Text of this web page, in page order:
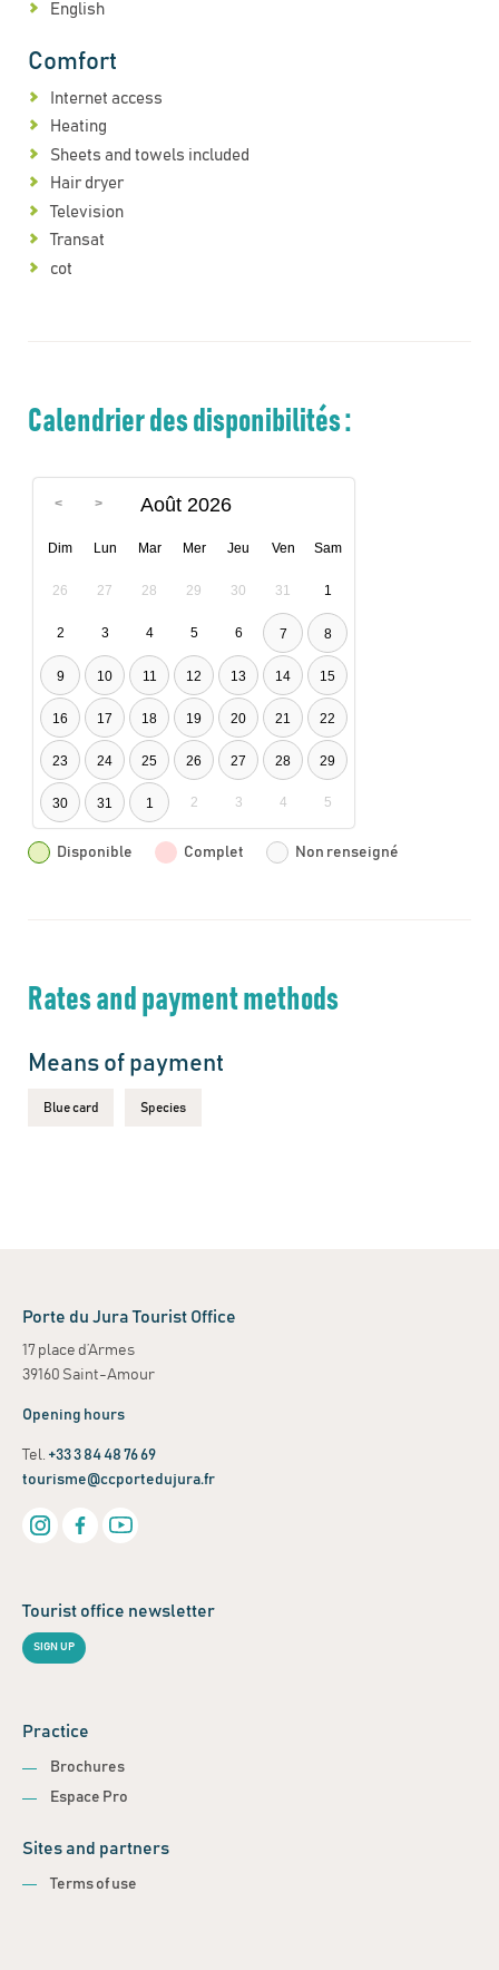
English
Comfort
Internet access
Heating
Sheets and towels included
Hair dryer
Television
Transat
cot
Calendrier des disponibilités :
Août 2026
Dim Lun Mar Mer Jeu Ven Sam
26 27 28 29 30 31 1
2 3 4 5 6 7 8
9 10 11 12 13 14 15
16 17 18 19 20 21 22
23 24 25 26 27 28 29
30 31 1 2 3 4 5
Disponible Complet Non renseigné
Rates and payment methods
Means of payment
Blue card Species
Porte du Jura Tourist Office
17 place d’Armes
39160 Saint-Amour
Opening hours
Tel. +33 3 84 48 76 69
tourisme@ccportedujura.fr
Tourist office newsletter
SIGN UP
Practice
Brochures
Espace Pro
Sites and partners
Terms of use